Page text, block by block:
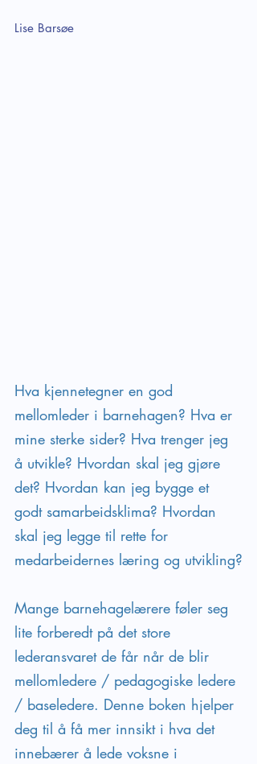
Lise Barsøe
Hva kjennetegner en god
mellomleder i barnehagen? Hva er
mine sterke sider? Hva trenger jeg
å utvikle? Hvordan skal jeg gjøre
det? Hvordan kan jeg bygge et
godt samarbeidsklima? Hvordan
skal jeg legge til rette for
medarbeidernes læring og utvikling?
Mange barnehagelærere føler seg
lite forberedt på det store
lederansvaret de får når de blir
mellomledere / pedagogiske ledere
/ baseledere. Denne boken hjelper
deg til å få mer innsikt i hva det
innebærer å lede voksne i